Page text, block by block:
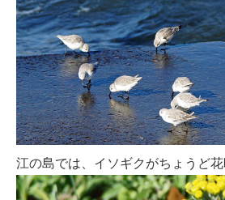
江の島では、イソギクがちょうど花